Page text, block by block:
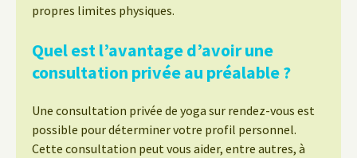
propres limites physiques.
Quel est l’avantage d’avoir une
consultation privée au préalable ?
Une consultation privée de yoga sur rendez-vous est
possible pour déterminer votre profil personnel.
Cette consultation peut vous aider, entre autres, à